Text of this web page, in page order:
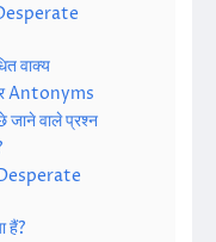
वाक्य
Antonyms
वाले प्रश्न
हैं?